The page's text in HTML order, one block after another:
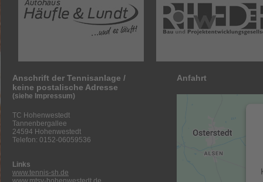
Anschrift der Tennisanlage /
keine postalische Adresse
(siehe Impressum)
TC Hohenwestedt
Tannenbergallee
24594 Hohenwestedt
Telefon: 0152-06059536
Links
www.tennis-sh.de
Anfahrt